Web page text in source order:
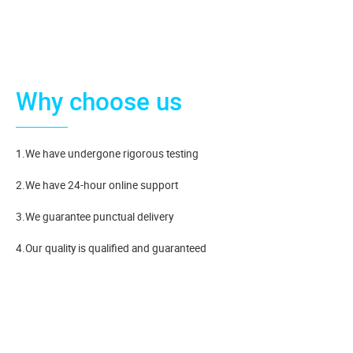
Why choose us
1.We have undergone rigorous testing
2.We have 24-hour online support
3.We guarantee punctual delivery
4.Our quality is qualified and guaranteed